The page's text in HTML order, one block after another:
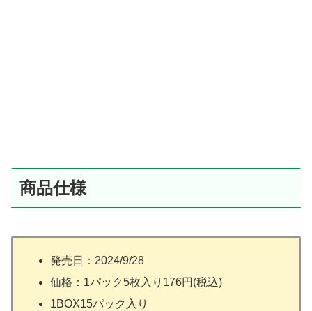
商品仕様
発売日：2024/9/28
価格：1パック5枚入り176円(税込)
1BOX15パック入り